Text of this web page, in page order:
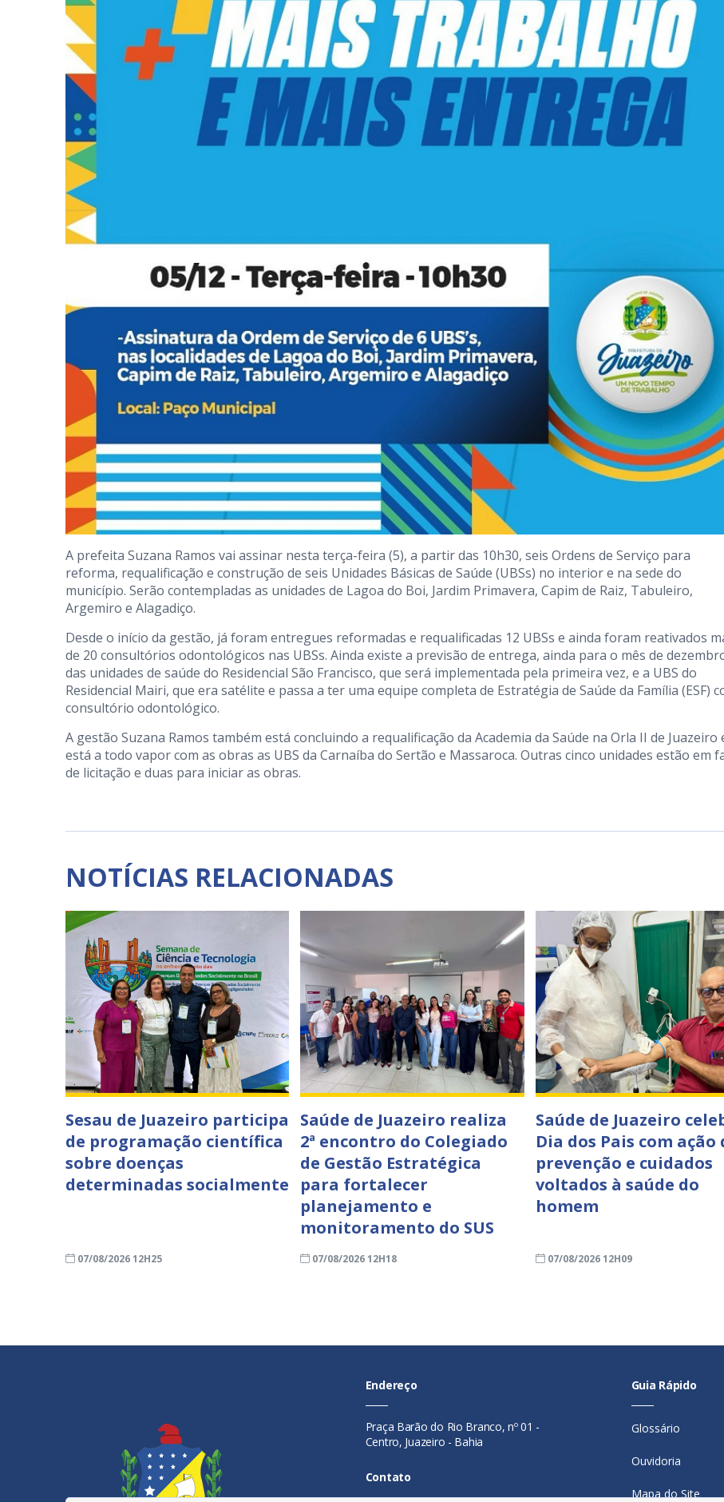
A prefeita Suzana Ramos vai assinar nesta terça-feira (5), a partir das 10h30, seis Ordens de Serviço para
reforma, requalificação e construção de seis Unidades Básicas de Saúde (UBSs) no interior e na sede do
município. Serão contempladas as unidades de Lagoa do Boi, Jardim Primavera, Capim de Raiz, Tabuleiro,
Argemiro e Alagadiço.
Desde o início da gestão, já foram entregues reformadas e requalificadas 12 UBSs e ainda foram reativados
de 20 consultórios odontológicos nas UBSs. Ainda existe a previsão de entrega, ainda para o mês de
das unidades de saúde do Residencial São Francisco, que será implementada pela primeira vez, e a UBS do
Residencial Mairi, que era satélite e passa a ter uma equipe completa de Estratégia de Saúde da Família (ESF)
consultório odontológico.
A gestão Suzana Ramos também está concluindo a requalificação da Academia da Saúde na Orla II de Juazeiro
está a todo vapor com as obras as UBS da Carnaíba do Sertão e Massaroca. Outras cinco unidades estão em
de licitação e duas para iniciar as obras.
NOTÍCIAS RELACIONADAS
Sesau de Juazeiro participa
de programação científica
sobre doenças
determinadas socialmente
07/08/2026 12H25
Saúde de Juazeiro realiza
2ª encontro do Colegiado
de Gestão Estratégica
para fortalecer
planejamento e
monitoramento do SUS
07/08/2026 12H18
Saúde de Juazeiro
Dia dos Pais com ação
prevenção e cuidados
voltados à saúde do
homem
07/08/2026 12H09
Endereço
Praça Barão do Rio Branco, nº 01 -
Centro, Juazeiro - Bahia
Contato
Guia Rápido
Glossário
Ouvidoria
Mapa do Site